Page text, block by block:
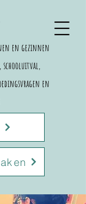
en gezinnen
schooluitval,
en